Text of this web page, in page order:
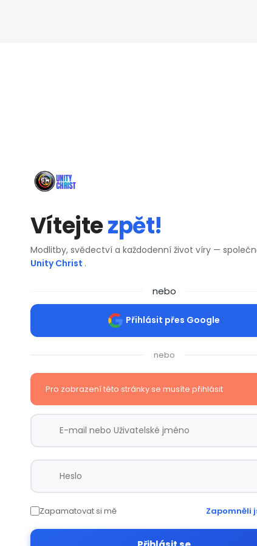
Vítejtezpět!
Modlitby, svědectví a každodenní život víry —
Unity Christ .
nebo
Přihlásit přes Google
nebo
Pro zobrazení této stránky se musíte přihlásit
Zapamatovat si mě Zapomněli